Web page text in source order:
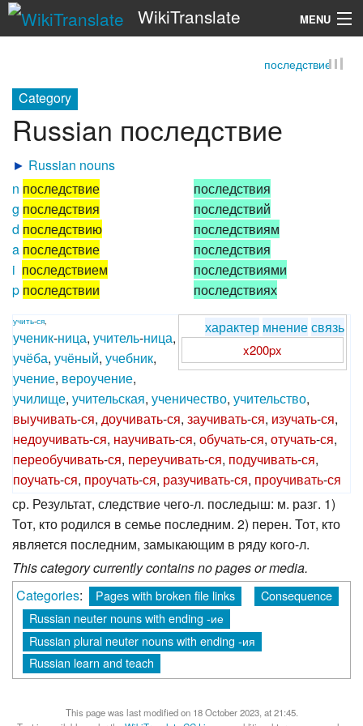
WikiTranslate MENU
последствие
Category
Russian последствие
► Russian nouns
n последствие
g последствия
d последствию
a последствие
i последствием
p последствии
последствия
последствий
последствиям
последствия
последствиями
последствиях
характер мнениесвязь
x200px
учить-ся,
ученик-ница, учитель-ница,
учёба, учёный, учебник,
учение, вероучение,
училище, учительская, ученичество, учительство,
выучивать-ся, доучивать-ся, заучивать-ся, изучать-ся,
недоучивать-ся, научивать-ся, обучать-ся, отучать-ся,
переобучивать-ся, переучивать-ся, подучивать-ся,
поучать-ся, проучать-ся, разучивать-ся, проучивать-ся
ср. Результат, следствие чего-л. последыш: м. разг. 1)
Тот, кто родился в семье последним. 2) перен. Тот, кто
является последним, замыкающим в ряду кого-л.
This category currently contains no pages or media.
Categories: Pages with broken file links
Consequence
Russian neuter nouns with ending -ие
Russian plural neuter nouns with ending -ия
Russian learn and teach
This page was last modified on 18 October 2023, at 21:45.